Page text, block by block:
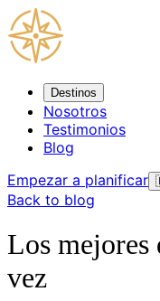
Destinos
Nosotros
Testimonios
Blog
Empezar a planificar
Back to blog
Los mejores
vez